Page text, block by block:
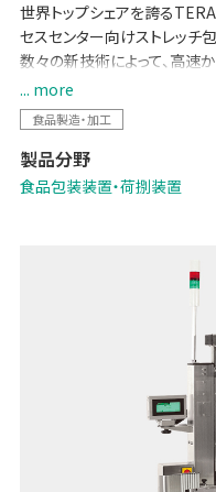
世界トップシェアを誇る
セスセンター向けストレッチ
数々の新技術によって、高速
従来の手作業の自動化を実
減に貢献します。
... more
食品製造・加工
製品分野
食品包装装置・荷捌装置